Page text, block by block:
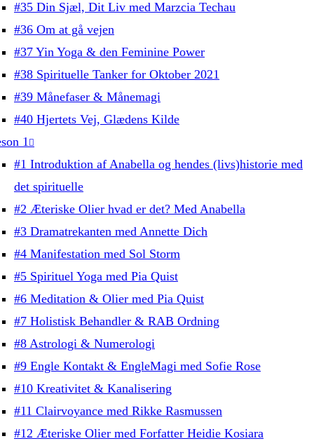
#35 Din Sjæl, Dit Liv med Marzcia Techau
#36 Om at gå vejen
#37 Yin Yoga & den Feminine Power
#38 Spirituelle Tanker for Oktober 2021
#39 Månefaser & Månemagi
#40 Hjertets Vej, Glædens Kilde
1
#1 Introduktion af Anabella og hendes (livs)historie med
det spirituelle
#2 Æteriske Olier hvad er det? Med Anabella
#3 Dramatrekanten med Annette Dich
#4 Manifestation med Sol Storm
#5 Spirituel Yoga med Pia Quist
#6 Meditation & Olier med Pia Quist
#7 Holistisk Behandler & RAB Ordning
#8 Astrologi & Numerologi
#9 Engle Kontakt & EngleMagi med Sofie Rose
#10 Kreativitet & Kanalisering
#11 Clairvoyance med Rikke Rasmussen
#12 Æteriske Olier med Forfatter Heidie Kosiara